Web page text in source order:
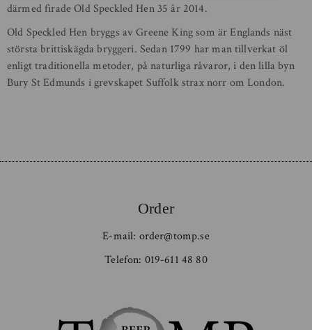
därmed firade Old Speckled Hen 35 år 2014.
Old Speckled Hen bryggs av Greene King som är Englands näst
största brittiskägda bryggeri. Sedan 1799 har man tillverkat öl
enligt traditionella metoder, på naturliga råvaror, i den lilla byn
Bury St Edmunds i grevskapet Suffolk strax norr om London.
Order
E-mail: order@tomp.se
Telefon: 019-611 48 80